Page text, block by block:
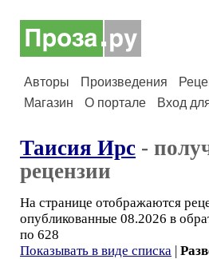
Авторы Произведения
Магазин
О портале Вход
Таисия Ирс -
рецензии
На странице отображаются
опубликованные 08.2026 в
по 628
Показывать в виде списка |